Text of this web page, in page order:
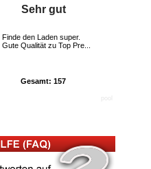
Sehr gut
Finde den Laden super.
Gute Qualität zu Top Pre...
Gesamt: 157